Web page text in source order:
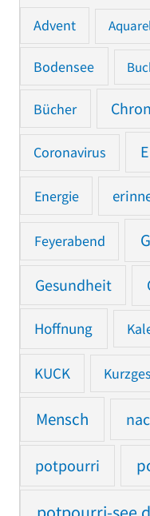
Advent
Bodensee
Bücher
Coronavirus
Energie
Feyerabend
Gesundheit
Hoffnung
KUCK
Mensch
potpourri